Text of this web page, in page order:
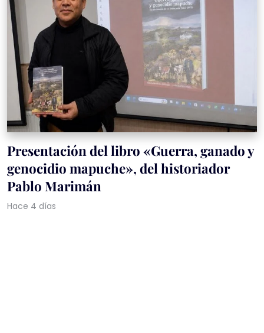
Presentación del libro «Guerra, ganado y
genocidio mapuche», del historiador
Pablo Marimán
Hace 4 días